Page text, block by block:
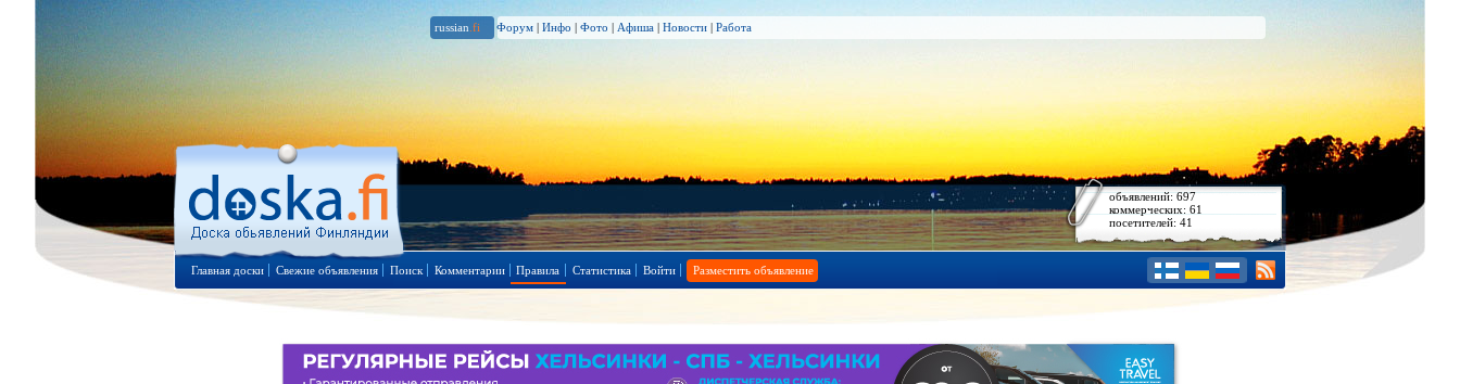
russian .fi Форум | Инфо | Фото | Афиша | Новости | Работа
объявлений: 697
коммерческих: 61
посетителей: 41
Главная доски Свежие объявления Поиск Комментарии Правила Статистика Войти Разместить объявление